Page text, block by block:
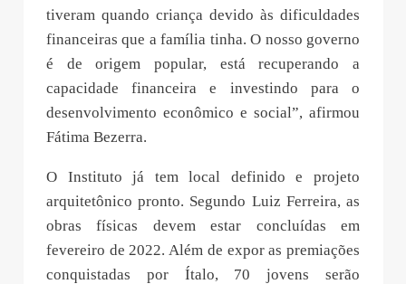
tiveram quando criança devido às dificuldades
financeiras que a família tinha. O nosso governo
é de origem popular, está recuperando a
capacidade financeira e investindo para o
desenvolvimento econômico e social”, afirmou
Fátima Bezerra.
O Instituto já tem local definido e projeto
arquitetônico pronto. Segundo Luiz Ferreira, as
obras físicas devem estar concluídas em
fevereiro de 2022. Além de expor as premiações
conquistadas por Ítalo, 70 jovens serão